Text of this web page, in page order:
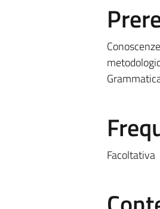
Facoltativa